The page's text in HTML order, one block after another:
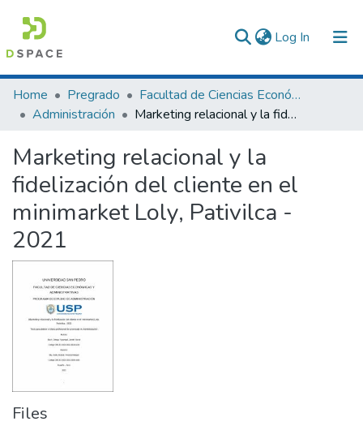
Log In (current)
Communities & Collections
All of DSpace
Statistics
Home Pregrado
Facultad de Ciencias Económicas y Administrativas
Administración
Marketing relacional y la fidelización del cliente en el minimarket Loly, Pativilca - 2021
Marketing relacional y la
fidelización del cliente en el
minimarket Loly, Pativilca -
2021
Files